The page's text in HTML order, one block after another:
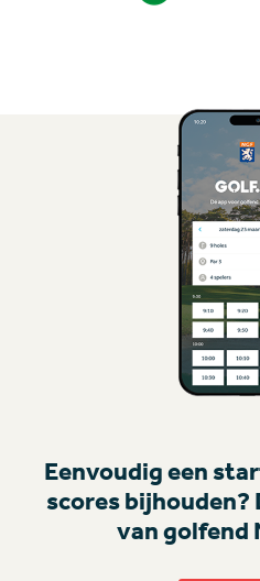
Eenvoudig een
scores bijhouden?
van golfend